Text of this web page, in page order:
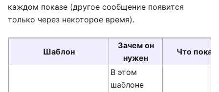
каждом показе (другое сообщение появится
только через некоторое время).
Шаблон
Зачем он
нужен
Что
В этом
шаблоне